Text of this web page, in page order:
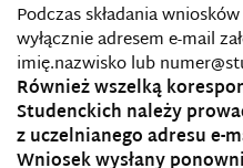
Podczas składania
wyłącznie adresem e-mail
imię.nazwisko lub
Również wszelką
Studenckich należy
z uczelnianego adresu e-
Wniosek wysłany